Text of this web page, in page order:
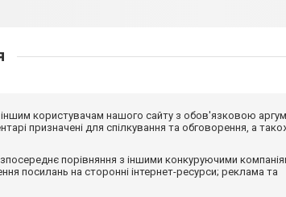
користувачам нашого сайту з обов'язковою
призначені для спілкування та обговорення, а
порівняння з іншими конкуруючими
посилань на сторонні інтернет-ресурси; реклама та